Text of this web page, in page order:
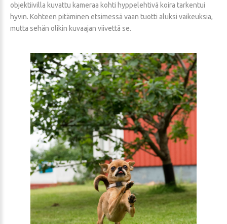
objektiivilla kuvattu kameraa kohti hyppelehtivä koira tarkentui
hyvin. Kohteen pitäminen etsimessä vaan tuotti aluksi vaikeuksia,
mutta sehän olikin kuvaajan viivettä se.